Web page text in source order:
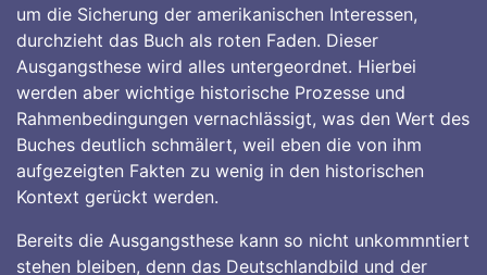
um die Sicherung der amerikanischen Interessen,
durchzieht das Buch als roten Faden. Dieser
Ausgangsthese wird alles untergeordnet. Hierbei
werden aber wichtige historische Prozesse und
Rahmenbedingungen vernachlässigt, was den Wert des
Buches deutlich schmälert, weil eben die von ihm
aufgezeigten Fakten zu wenig in den historischen
Kontext gerückt werden.
Bereits die Ausgangsthese kann so nicht unkommntiert
stehen bleiben, denn das Deutschlandbild und der